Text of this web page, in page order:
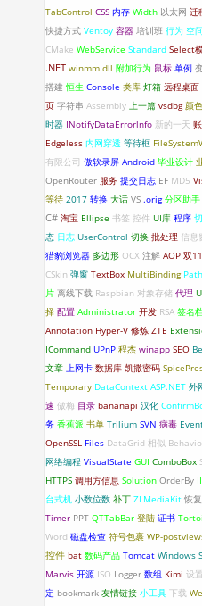
TabControl CSS 内存 Width 以太网 迁
快捷方式 Ventoy 容器 培训班 行为 空间
CMake WebService Standard Select
.NET winmm.dll 附加行为 鼠标 单例
搭建 恒生 Console 类库 灯箱 远程桌面
页 字符串 Assembly 上一篇 vsdbg 颜色
时器 INotifyDataErrorlnfo 新的一天
Edgeless 内网穿透 等待框
有限公司 傲软录屏 Android 毕业设计
OpenRouter 服务 提交日志 EF MD5
等待 2017 转换 大话 VS .orig 分区助手
C# 淘宝 Ellipse 书签 控件 UI库 程序
态 日志 UserControl 切换 批处理 信息
猎豹浏览器 多边形 OCX 注解 AOP 双11
CSkin 弹窗 TextBox MultiBinding Path
片 离线下载 Raspbian 对象存储 代理
择 配置 Administrator 开发 RSA 签名
Annotation Hyper-V 修炼 ZTE
ICommand UPnP 程杰 winapp SEO
文章 上网卡 数据库 凯撒密码
Temporary DataContext ASP.NET 外
速 傲梅 目录 bananapi 汉化
务 香蕉派 书单 Trilium SVN 病毒
OpenSSL Files DataGrid 相似
网络编程 VisualState GUI ComboBox
HTTPS 调用方信息 Solution OrderBy
台式机 小数位数 补丁 ZLMediaKit 恢复
Timer PPT QTTabBar 登陆 证书
Word 磁盘检查 符号包裹 WP-
控件 bat 数码产品 Tomcat Windows
Marvis 开源 ISO Logger 数组 Kimi 设置
定 bookmark 友情链接 小工具 下载